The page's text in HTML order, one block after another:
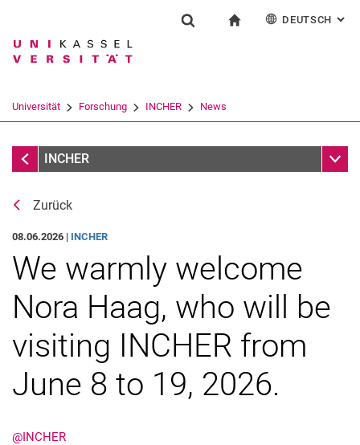
Springe direkt zu: Inhalt
Springe direkt zu: Suche
Springe direkt zu:
Suchbegriff
Suchen (öffnet externen Link in einem
DEUTSCH :
Universität Forschung INCHER News
NewsINCHER
Newsletter Abo
Zurück
08.06.2026 | INCHER
We warmly welcome
Nora Haag, who will be
visiting INCHER from
June 8 to 19, 2026.
@INCHER